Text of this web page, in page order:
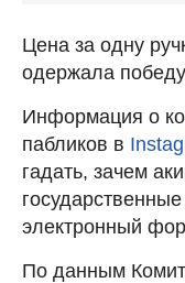
Цена за одну
одержала
Информация о
пабликов в
гадать, зачем
электронный
По данным